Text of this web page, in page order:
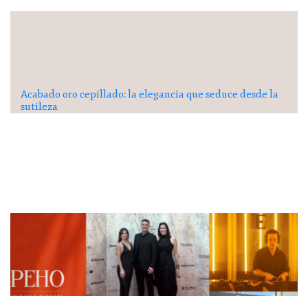
Acabado oro cepillado: la elegancia que seduce desde la
sutileza